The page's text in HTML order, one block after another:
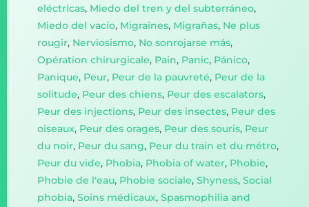
eléctricas, Miedo del tren y del subterráneo,
Miedo del vacío, Migraines, Migrañas, Ne plus
rougir, Nerviosismo, No sonrojarse más,
Opération chirurgicale, Pain, Panic, Pánico,
Panique, Peur, Peur de la pauvreté, Peur de la
solitude, Peur des chiens, Peur des escalators,
Peur des injections, Peur des insectes, Peur des
oiseaux, Peur des orages, Peur des souris, Peur
du noir, Peur du sang, Peur du train et du métro,
Peur du vide, Phobia, Phobia of water, Phobie,
Phobie de l'eau, Phobie sociale, Shyness, Social
phobia, Soins médicaux, Spasmophilia and